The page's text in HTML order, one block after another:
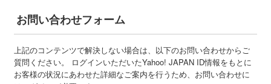
お問い合わせフォーム
上記のコンテンツで解決しない場合は、以下のお問い合わせからご
質問ください。 ログインいただいたYahoo! JAPAN ID情報をもとに
お客様の状況にあわせた詳細なご案内を行うため、お問い合わせに